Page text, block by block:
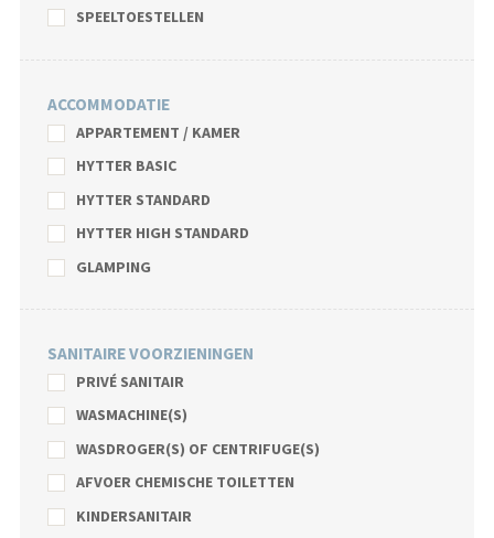
SPEELTOESTELLEN
ACCOMMODATIE
APPARTEMENT / KAMER
HYTTER BASIC
HYTTER STANDARD
HYTTER HIGH STANDARD
GLAMPING
SANITAIRE VOORZIENINGEN
PRIVÉ SANITAIR
WASMACHINE(S)
WASDROGER(S) OF CENTRIFUGE(S)
AFVOER CHEMISCHE TOILETTEN
KINDERSANITAIR